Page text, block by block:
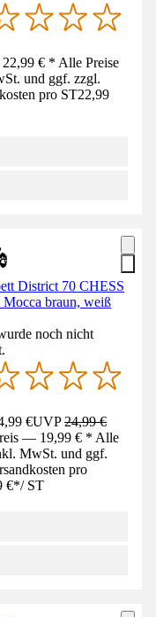
€ * Alle Preise
und ggf. zzgl.
pro ST22,99
District 70 CHESS
Mocca braun, weiß
noch nicht
€UVP24,99 €
— 19,99 € * Alle
MwSt. und ggf.
pro
€*/ ST